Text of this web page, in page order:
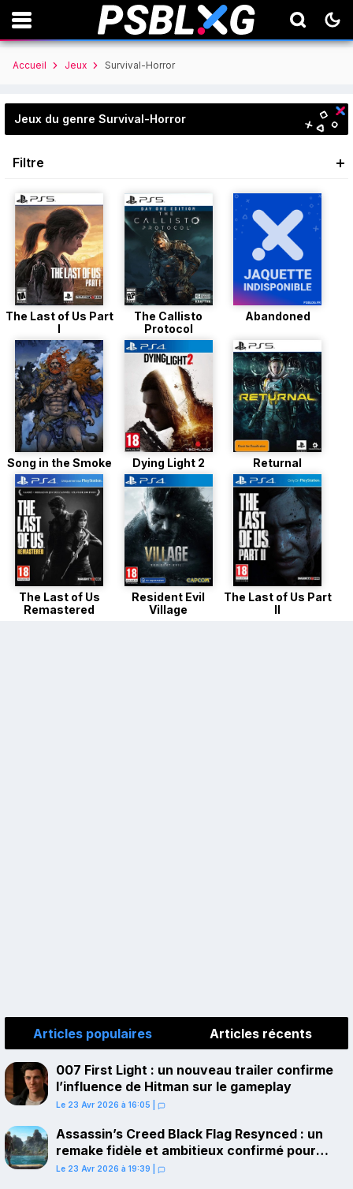
Accueil Jeux Survival-Horror
Jeux du genre Survival-Horror
Filtre
The Last of Us Part
I
The Callisto
Protocol
Abandoned
Song in the Smoke Dying Light 2 Returnal
The Last of Us
Remastered
Resident Evil
Village
The Last of Us Part
II
Articles populaires Articles récents
007 First Light : un nouveau trailer confirme
l’influence de Hitman sur le gameplay
Le 23 Avr 2026 à 16:05
Assassin’s Creed Black Flag Resynced : un
remake fidèle et ambitieux confirmé pour
juillet sur PS5
Le 23 Avr 2026 à 19:39